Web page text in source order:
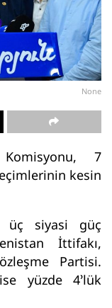
None
7
kesin
üç siyasi güç
İttifakı,
Partisi.
yüzde 4’lük